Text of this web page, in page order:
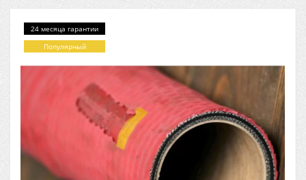
24 месяца гарантии
Популярный